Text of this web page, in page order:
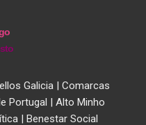
Galicia| Comarcas
Portugal | Alto Minho
| Benestar Social